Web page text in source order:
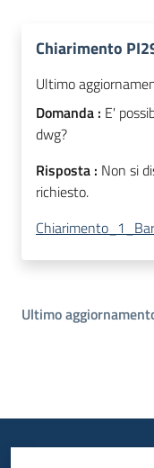
Chiarimento
Ultimo
Domanda : E'
dwg?
Risposta : Non si
richiesto.
Ultimo